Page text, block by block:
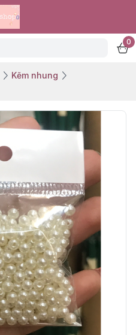
0
Kẽm nhung